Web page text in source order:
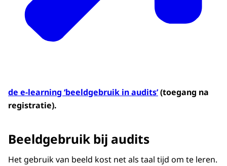
de e-learning ‘beeldgebruik in audits’(toegang na
registratie).
Beeldgebruik bij audits
Het gebruik van beeld kost net als taal tijd om te leren.